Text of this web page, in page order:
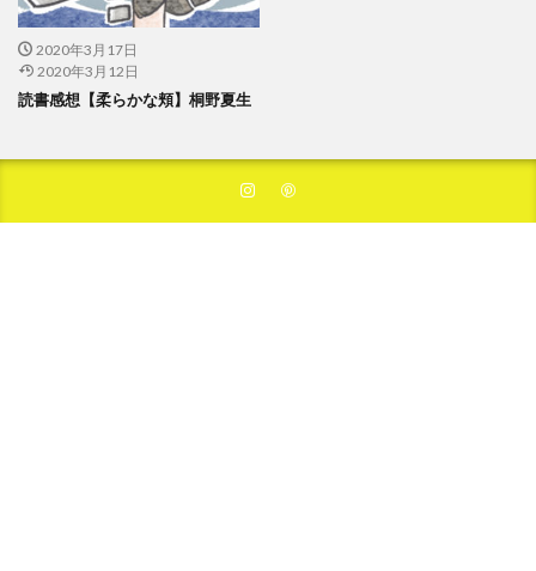
2020年3月17日
2020年3月12日
読書感想【柔らかな頬】桐野夏生